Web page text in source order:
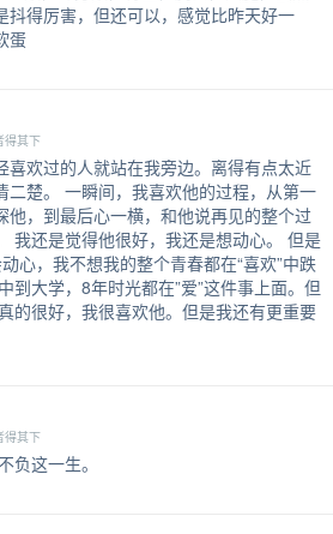
抖得厉害，但还可以，感觉比昨天好一
蛋
得其下
喜欢过的人就站在我旁边。离得有点太近
二楚。 一瞬间，我喜欢他的过程，从第一
他，到最后心一横，和他说再见的整个过
我还是觉得他很好，我还是想动心。 但是
心，我不想我的整个青春都在“喜欢”中跌
到大学，8年时光都在”爱”这件事上面。但
的很好，我很喜欢他。但是我还有更重要
得其下
负这一生。